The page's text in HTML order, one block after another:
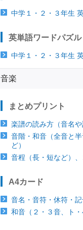
中学１・２・３年生
英単語ワードパズル
中学１・２・３年生
音楽
まとめプリント
楽譜の読み方（音名や
音階・和音（全音と
ど）
音程（長・短など）
A4カード
音名・音符・休符・
和音（２・３音、ト・